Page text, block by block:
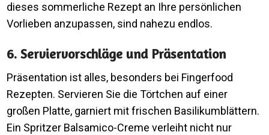
dieses sommerliche Rezept an Ihre persönlichen
Vorlieben anzupassen, sind nahezu endlos.
6. Serviervorschläge und Präsentation
Präsentation ist alles, besonders bei Fingerfood
Rezepten. Servieren Sie die Törtchen auf einer
großen Platte, garniert mit frischen Basilikumblättern.
Ein Spritzer Balsamico-Creme verleiht nicht nur